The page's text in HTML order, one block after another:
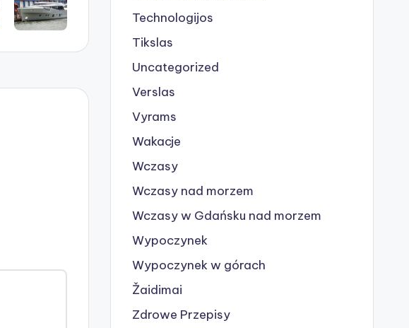
Technologijos
Tikslas
Uncategorized
Verslas
Vyrams
Wakacje
Wczasy
Wczasy nad morzem
Wczasy w Gdańsku nad morzem
Wypoczynek
Wypoczynek w górach
Žaidimai
Zdrowe Przepisy